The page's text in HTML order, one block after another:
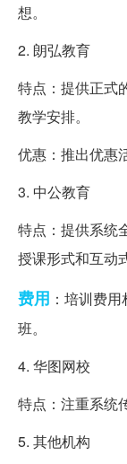
想。
2. 朗弘教育
特点：提供正式
教学安排。
优惠：推出优惠
3. 中公教育
特点：提供系统
授课形式和互动
费用 ：培训费
班。
4. 华图网校
特点：注重系统
5. 其他机构